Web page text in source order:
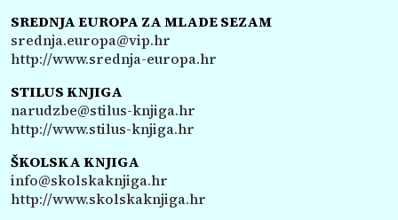
SREDNJA EUROPA ZA MLADE SEZAM
srednja.europa@vip.hr
http://www.srednja-europa.hr
STILUS KNJIGA
narudzbe@stilus-knjiga.hr
http://www.stilus-knjiga.hr
ŠKOLSKA KNJIGA
info@skolskaknjiga.hr
http://www.skolskaknjiga.hr